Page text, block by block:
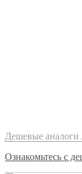
Дешевые аналоги
Ознакомьтесь с